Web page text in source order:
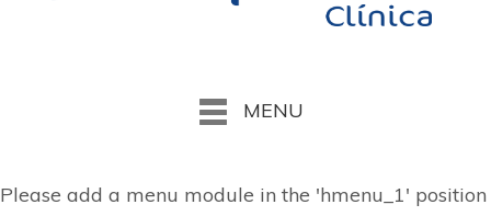
MENU
Please add a menu module in the 'hmenu_1' position